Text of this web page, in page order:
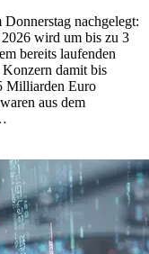
nachgelegt:
wird um bis zu 3
bereits laufenden
damit bis
Milliarden Euro
aus dem